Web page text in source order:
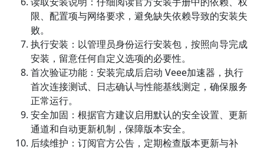
限、配置项与网络要求，避免缺失依赖导致的安装失
败。
执行安装：以管理员身份运行安装包，按照向导完成
安装，留意任何自定义选项的必要性。
首次验证功能：安装完成后启动 Veee加速器，执行
首次连接测试、日志确认与性能基线测定，确保服务
正常运行。
安全加固：根据官方建议启用默认的安全设置、更新
通道和自动更新机制，保障版本安全。
后续维护：订阅官方公告，定期检查版本更新与补